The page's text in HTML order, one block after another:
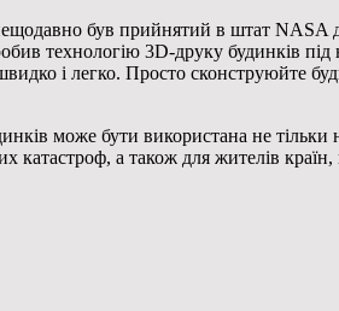
був прийнятий в штат NASA
технологію 3D-друку будинків
і легко. Просто сконструюйте
може бути використана не
катастроф, а також для жителів